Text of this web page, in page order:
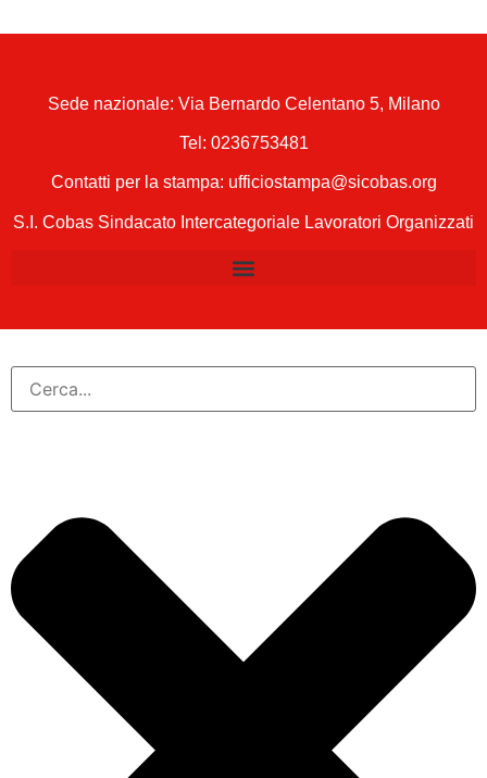
Sede nazionale: Via Bernardo Celentano 5, Milano
Tel: 0236753481
Contatti per la stampa: ufficiostampa@sicobas.org
S.I. Cobas Sindacato Intercategoriale Lavoratori Organizzati